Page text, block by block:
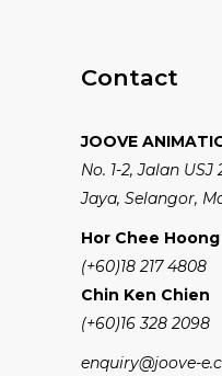
Contact
JOOVE
No. 1-2, Jalan USJ
Jaya, Selangor,
Hor Chee Hoong
(+60)18 217 4808
Chin Ken Chien
(+60)16 328 2098
enquiry@joove-